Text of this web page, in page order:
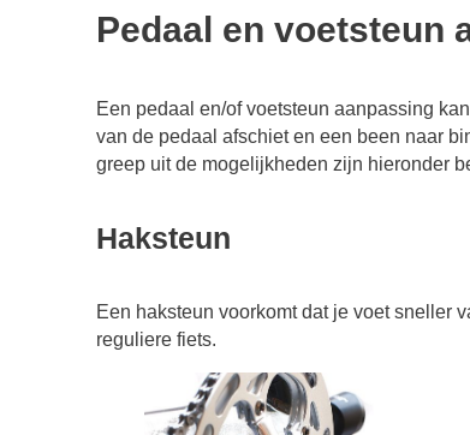
Pedaal en voetsteun
Een pedaal en/of voetsteun aanpassing
van de pedaal afschiet en een been naar
greep uit de mogelijkheden zijn hieronder
Haksteun
Een haksteun voorkomt dat je voet sneller
reguliere fiets.